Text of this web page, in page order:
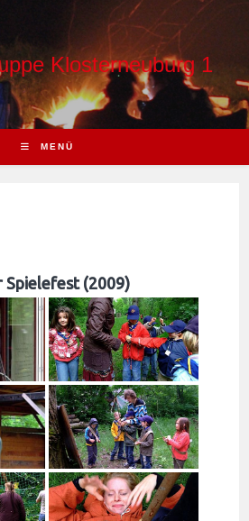
Klosterneuburg 1
MENÜ
Spielefest (2009)